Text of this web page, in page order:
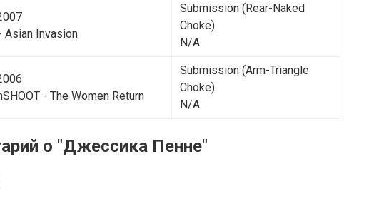
Asian Invasion
Submission (Rear-Naked
Choke)
N/A
- The Women Return
Submission (Arm-Triangle
Choke)
N/A
о "Джессика Пенне"